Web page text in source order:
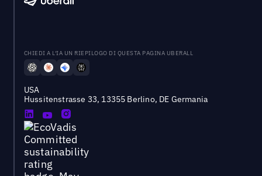
CHIEDI A L'IA UN RIEPILOGO DI QUESTA PAGINA UBERALL
USA
Hussitenstrasse 33, 13355 Berlino, DE Germania